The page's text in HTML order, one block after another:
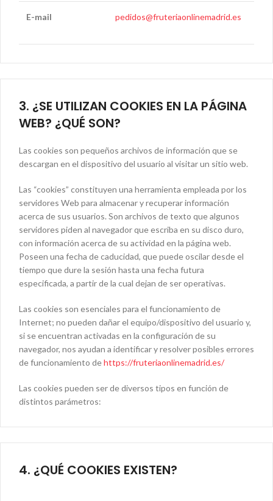
E-mail pedidos@fruteriaonlinemadrid.es
3. ¿SE UTILIZAN COOKIES EN LA PÁGINA
WEB? ¿QUÉ SON?
Las cookies son pequeños archivos de información que se
descargan en el dispositivo del usuario al visitar un sitio web.
Las “cookies” constituyen una herramienta empleada por los
servidores Web para almacenar y recuperar información
acerca de sus usuarios. Son archivos de texto que algunos
servidores piden al navegador que escriba en su disco duro,
con información acerca de su actividad en la página web.
Poseen una fecha de caducidad, que puede oscilar desde el
tiempo que dure la sesión hasta una fecha futura
especificada, a partir de la cual dejan de ser operativas.
Las cookies son esenciales para el funcionamiento de
Internet; no pueden dañar el equipo/dispositivo del usuario y,
si se encuentran activadas en la configuración de su
navegador, nos ayudan a identificar y resolver posibles errores
de funcionamiento dehttps://fruteriaonlinemadrid.es/
Las cookies pueden ser de diversos tipos en función de
distintos parámetros:
4. ¿QUÉ COOKIES EXISTEN?